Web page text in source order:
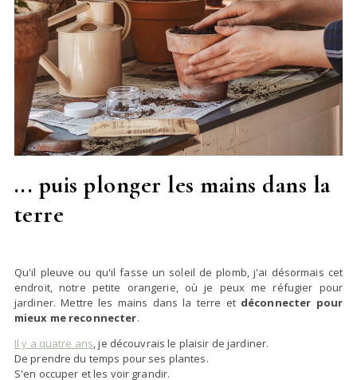
... puis plonger les mains dans la
terre
Qu'il pleuve ou qu'il fasse un soleil de plomb, j'ai désormais cet
endroit, notre petite orangerie, où je peux me réfugier pour
jardiner. Mettre les mains dans la terre et déconnecter pour
mieux me reconnecter.
Il y a quatre ans, je découvrais le plaisir de jardiner.
De prendre du temps pour ses plantes.
S'en occuper et les voir grandir.